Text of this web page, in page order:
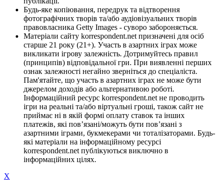
Будь-яке копіювання, передрук та відтворення
фотографічних творів та/або аудіовізуальних творів
правовласника Getty Images - суворо забороняється.
Матеріали сайту korrespondent.net призначені для осіб
старше 21 року (21+). Участь в азартних іграх може
викликати ігрову залежність. Дотримуйтесь правил
(принципів) відповідальної гри. При виявленні перших
ознак залежності негайно зверніться до спеціаліста.
Пам'ятайте, що участь в азартних іграх не може бути
джерелом доходів або альтернативою роботі.
Інформаційний ресурс korrespondent.net не проводить
ігри на реальні та/або віртуальні гроші, також сайт не
приймає ні в якій формі оплату ставок та інших
платежів, які пов’язані/можуть бути пов’язані з
азартними іграми, букмекерами чи тоталізаторами. Будь-
які матеріали на інформаційному ресурсі
korrespondent.net публікуються виключно в
інформаційних цілях.
X